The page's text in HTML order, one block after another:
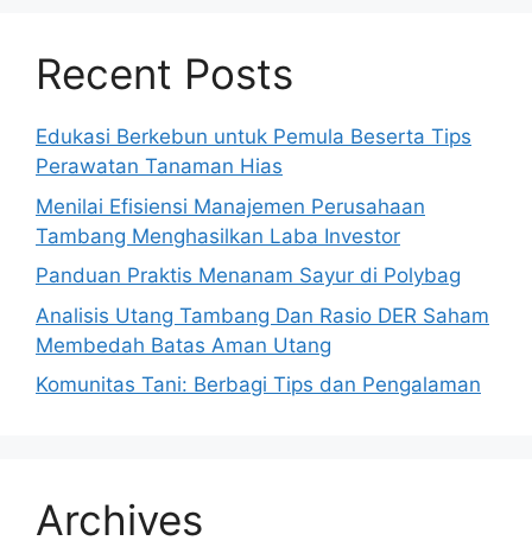
Recent Posts
Edukasi Berkebun untuk Pemula Beserta Tips
Perawatan Tanaman Hias
Menilai Efisiensi Manajemen Perusahaan
Tambang Menghasilkan Laba Investor
Panduan Praktis Menanam Sayur di Polybag
Analisis Utang Tambang Dan Rasio DER Saham
Membedah Batas Aman Utang
Komunitas Tani: Berbagi Tips dan Pengalaman
Archives